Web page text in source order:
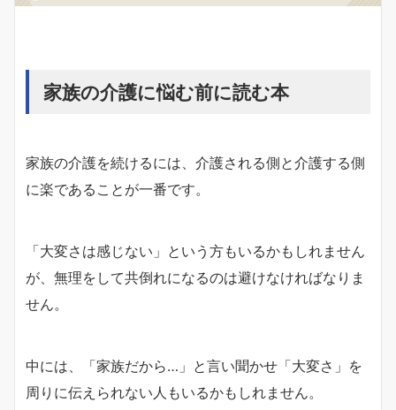
家族の介護に悩む前に読む本
家族の介護を続けるには、介護される側と介護する側
に楽であることが一番です。
「大変さは感じない」という方もいるかもしれません
が、無理をして共倒れになるのは避けなければなりま
せん。
中には、「家族だから…」と言い聞かせ「大変さ」を
周りに伝えられない人もいるかもしれません。